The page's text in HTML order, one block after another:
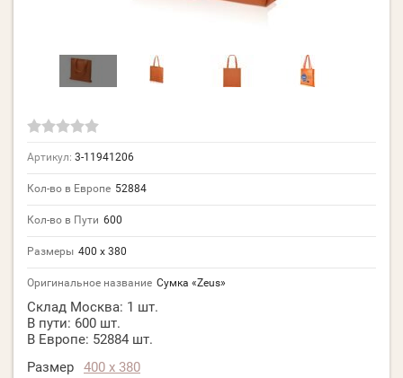
Артикул: 3-11941206
Кол-во в Европе 52884
Кол-во в Пути 600
Размеры 400 х 380
Оригинальное название Сумка «Zeus»
Склад Москва: 1 шт.
В пути: 600 шт.
В Европе: 52884 шт.
Размер
400 х 380